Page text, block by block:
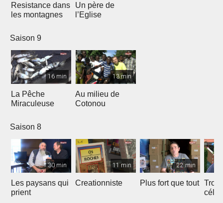
Resistance dans
les montagnes
Un père de
l’Eglise
Saison 9
16 min
La Pêche
Miraculeuse
13 min
Au milieu de
Cotonou
Saison 8
30 min
Les paysans qui
prient
11 min
Creationniste
22 min
Plus fort que tout